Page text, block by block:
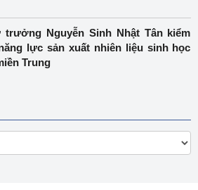
trưởng Nguyễn Sinh Nhật Tân kiểm
lực sản xuất nhiên liệu sinh học
Trung